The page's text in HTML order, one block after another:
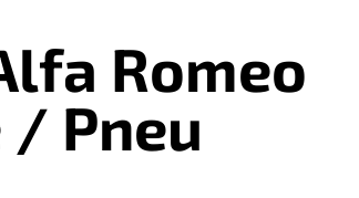
Romeo
Pneu